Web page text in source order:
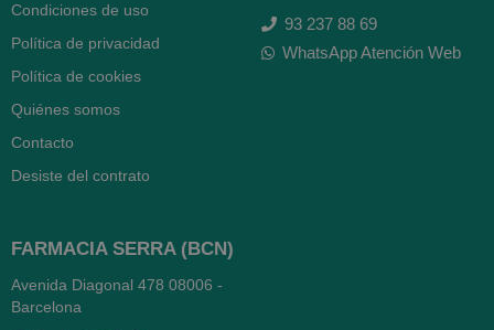
Condiciones de uso
Política de privacidad
Política de cookies
Quiénes somos
Contacto
Desiste del contrato
93 237 88 69
WhatsApp Atención Web
FARMACIA SERRA (BCN)
Avenida Diagonal 478 08006 -
Barcelona